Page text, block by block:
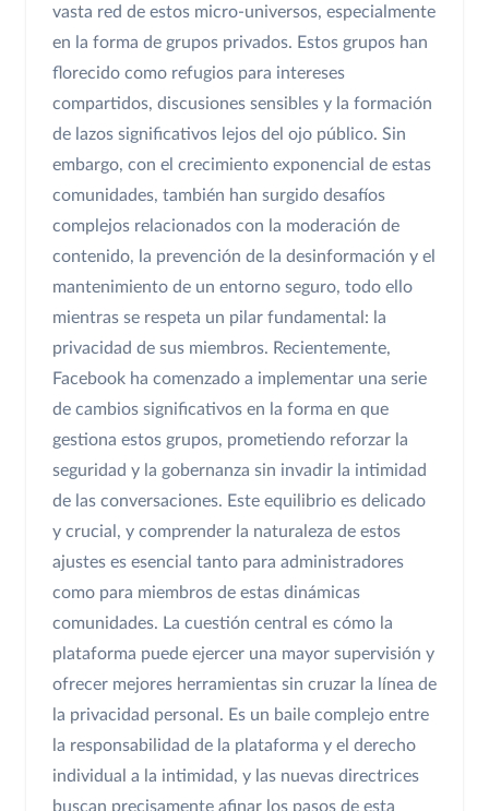
vasta red de estos micro-universos, especialmente
en la forma de grupos privados. Estos grupos han
florecido como refugios para intereses
compartidos, discusiones sensibles y la formación
de lazos significativos lejos del ojo público. Sin
embargo, con el crecimiento exponencial de estas
comunidades, también han surgido desafíos
complejos relacionados con la moderación de
contenido, la prevención de la desinformación y el
mantenimiento de un entorno seguro, todo ello
mientras se respeta un pilar fundamental: la
privacidad de sus miembros. Recientemente,
Facebook ha comenzado a implementar una serie
de cambios significativos en la forma en que
gestiona estos grupos, prometiendo reforzar la
seguridad y la gobernanza sin invadir la intimidad
de las conversaciones. Este equilibrio es delicado
y crucial, y comprender la naturaleza de estos
ajustes es esencial tanto para administradores
como para miembros de estas dinámicas
comunidades. La cuestión central es cómo la
plataforma puede ejercer una mayor supervisión y
ofrecer mejores herramientas sin cruzar la línea de
la privacidad personal. Es un baile complejo entre
la responsabilidad de la plataforma y el derecho
individual a la intimidad, y las nuevas directrices
buscan precisamente afinar los pasos de esta